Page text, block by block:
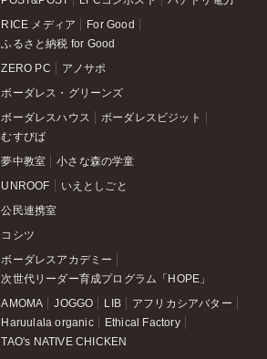
RICE メディア
For Good
ふるさと納税 for Good
ZERO PC アノサポ
ボーダレス・グリーンズ
ボーダレスハウス
ボーダレスビジット
むすびば
夢中教室 小さな森の学童
UNROOF いえとしごと
公民連携室
コシツ
ボーダレスアカデミー
次世代リーダー育成プログラム「HOPE」
AMOMA JOGGO LIB
アフリカシアバター
Haruulala organic
Ethical Factory
TAO's NATIVE CHICKEN